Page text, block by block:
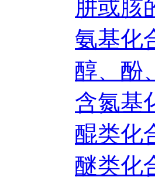
肼或胲
氨基化
醇、酚
含氮基
醌类化
醚类化